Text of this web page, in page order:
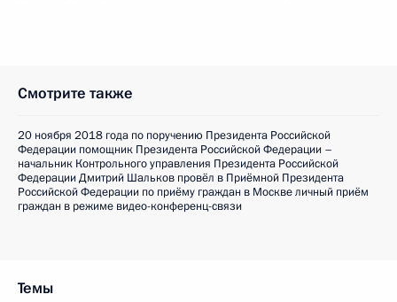
Смотрите также
20 ноября 2018 года по поручению Президента Российской
Федерации помощник Президента Российской Федерации –
начальник Контрольного управления Президента Российской
Федерации Дмитрий Шальков провёл в Приёмной Президента
Российской Федерации по приёму граждан в Москве личный приём
граждан в режиме видео-конференц-связи
Темы